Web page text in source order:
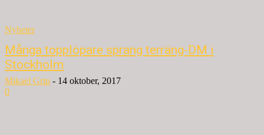
Nyheter
Många topplöpare sprang terräng-DM i
Stockholm
Mikael Grip - 14 oktober, 2017
0